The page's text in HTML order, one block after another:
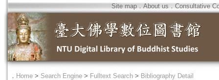
Site map．About us ． Consultative
． Home > Search Engine > Fulltext Search > Bibliography Detail